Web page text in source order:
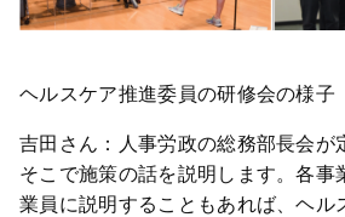
ヘルスケア推進委員の研修会の様子
吉田さん：人事労政の総務部長会が
そこで施策の話を説明します。各事
業員に説明することもあれば、ヘル